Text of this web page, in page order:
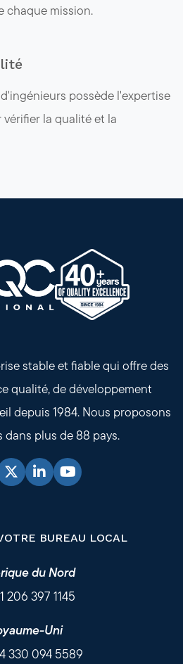
chaque mission.
possède l'expertise
la qualité et la
stable et fiable qui offre des
qualité, de développement
depuis 1984. Nous proposons
plus de 88 pays.
BUREAU LOCAL
du Nord
206 397 1145
Uni
330 094 5589